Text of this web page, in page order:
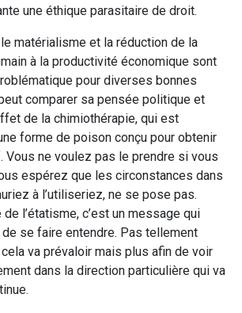
une éthique parasitaire de droit.
le matérialisme et la réduction de la
à la productivité économique sont
pour diverses bonnes
comparer sa pensée politique et
de la chimiothérapie, qui est
forme de poison conçu pour obtenir
Vous ne voulez pas le prendre si vous
espérez que les circonstances dans
à l’utiliseriez, ne se pose pas.
de l’étatisme, c’est un message qui
se faire entendre. Pas tellement
va prévaloir mais plus afin de voir
dans la direction particulière qui va